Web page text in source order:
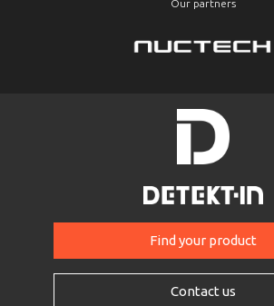
Our partners
Find your product
Contact us